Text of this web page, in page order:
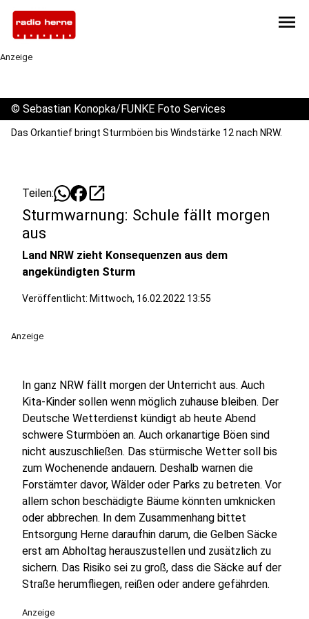
menu
Anzeige
© Sebastian Konopka/FUNKE Foto Services
Das Orkantief bringt Sturmböen bis Windstärke 12 nach NRW.
Teilen: open_in_new
Sturmwarnung: Schule fällt morgen
aus
Land NRW zieht Konsequenzen aus dem
angekündigten Sturm
Veröffentlicht: Mittwoch, 16.02.2022 13:55
Anzeige
In ganz NRW fällt morgen der Unterricht aus. Auch
Kita-Kinder sollen wenn möglich zuhause bleiben. Der
Deutsche Wetterdienst kündigt ab heute Abend
schwere Sturmböen an. Auch orkanartige Böen sind
nicht auszuschließen. Das stürmische Wetter soll bis
zum Wochenende andauern. Deshalb warnen die
Forstämter davor, Wälder oder Parks zu betreten. Vor
allem schon beschädigte Bäume könnten umknicken
oder abbrechen. In dem Zusammenhang bittet
Entsorgung Herne daraufhin darum, die Gelben Säcke
erst am Abholtag herauszustellen und zusätzlich zu
sichern. Das Risiko sei zu groß, dass die Säcke auf der
Straße herumfliegen, reißen oder andere gefährden.
Anzeige